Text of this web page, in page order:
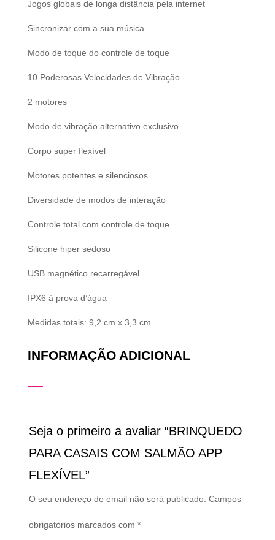
Jogos globais de longa distância pela internet
Sincronizar com a sua música
Modo de toque do controle de toque
10 Poderosas Velocidades de Vibração
2 motores
Modo de vibração alternativo exclusivo
Corpo super flexível
Motores potentes e silenciosos
Diversidade de modos de interação
Controle total com controle de toque
Silicone hiper sedoso
USB magnético recarregável
IPX6 à prova d’água
Medidas totais: 9,2 cm x 3,3 cm
INFORMAÇÃO ADICIONAL
Seja o primeiro a avaliar “BRINQUEDO
PARA CASAIS COM SALMÃO APP
FLEXÍVEL”
O seu endereço de email não será publicado. Campos
obrigatórios marcados com *